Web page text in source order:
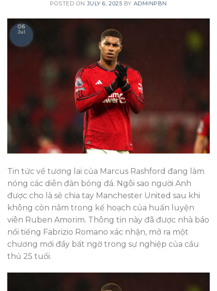
POSTED ONJULY 6, 2025 BY ADMINPBN
06
Jul
Tin tức về tương lai của Marcus Rashford đang làm
nóng các diễn đàn bóng đá. Ngôi sao người Anh
được cho là sẽ chia tay Manchester United sau khi
không còn nằm trong kế hoạch của huấn luyện
viên Ruben Amorim. Thông tin này đã được nhà báo
nổi tiếng Fabrizio Romano xác nhận, mở ra một
chương mới đầy bất ngờ trong sự nghiệp của cầu
thủ 25 tuổi.